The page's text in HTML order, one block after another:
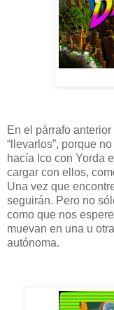
En el párrafo
“llevarlos”, porque
hacía Ico con Yorda
cargar con ellos,
Una vez que
seguirán. Pero no
como que nos
muevan en una u
autónoma.